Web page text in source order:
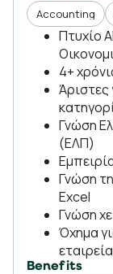
Accounting
Πτυχίο
4+
Άριστες
Γνώση
(ΕΛΠ)
Γνώση
Excel
Γνώση
Όχημα
εταιρεία
Benefits